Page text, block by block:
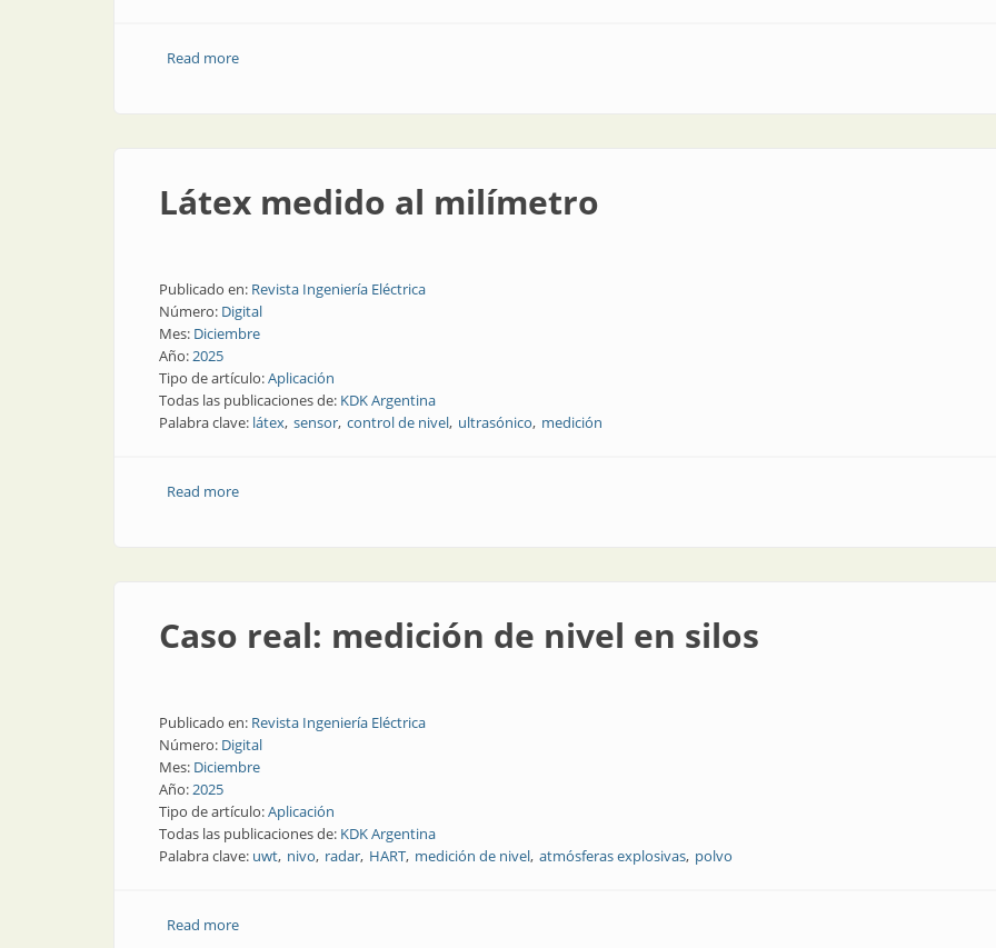
Read moreabout Cinco razones para elegir este relé
Látex medido al milímetro
Publicado en: Revista Ingeniería Eléctrica
Número: Digital
Mes: Diciembre
Año:2025
Tipo de artículo:Aplicación
Todas las publicaciones de: KDK Argentina
Palabra clave: látex sensor control de nivel ultrasónico medición
Read moreabout Látex medido al milímetro
Caso real: medición de nivel en silos
Publicado en: Revista Ingeniería Eléctrica
Número: Digital
Mes: Diciembre
Año:2025
Tipo de artículo:Aplicación
Todas las publicaciones de: KDK Argentina
Palabra clave: uwt nivo radar HART medición de nivel atmósferas explosivas polvo
Read moreabout Caso real: medición de nivel en silos